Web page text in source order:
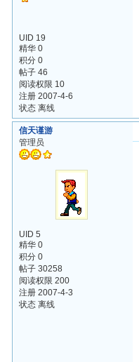
UID 19
精华 0
积分 0
帖子 46
阅读权限 10
注册 2007-4-6
状态 离线
信天谨游
管理员
UID 5
精华 0
积分 0
帖子 30258
阅读权限 200
注册 2007-4-3
状态 离线